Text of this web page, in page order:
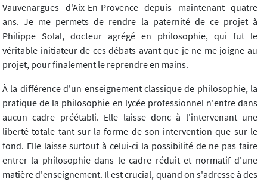
Vauvenargues d'Aix-En-Provence depuis maintenant quatre
ans. Je me permets de rendre la paternité de ce projet à
Philippe Solal, docteur agrégé en philosophie, qui fut le
véritable initiateur de ces débats avant que je ne me joigne au
projet, pour finalement le reprendre en mains.
À la différence d'un enseignement classique de philosophie, la
pratique de la philosophie en lycée professionnel n'entre dans
aucun cadre préétabli. Elle laisse donc à l'intervenant une
liberté totale tant sur la forme de son intervention que sur le
fond. Elle laisse surtout à celui-ci la possibilité de ne pas faire
entrer la philosophie dans le cadre réduit et normatif d'une
matière d'enseignement. Il est crucial, quand on s'adresse à des